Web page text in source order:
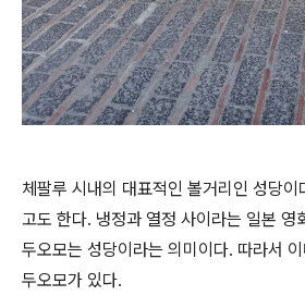
체팔루 시내의 대표적인 볼거리인 성당
고도 한다. 냉정과 열정 사이라는 일본 영
두오모는 성당이라는 의미이다. 따라서
두오모가 있다.